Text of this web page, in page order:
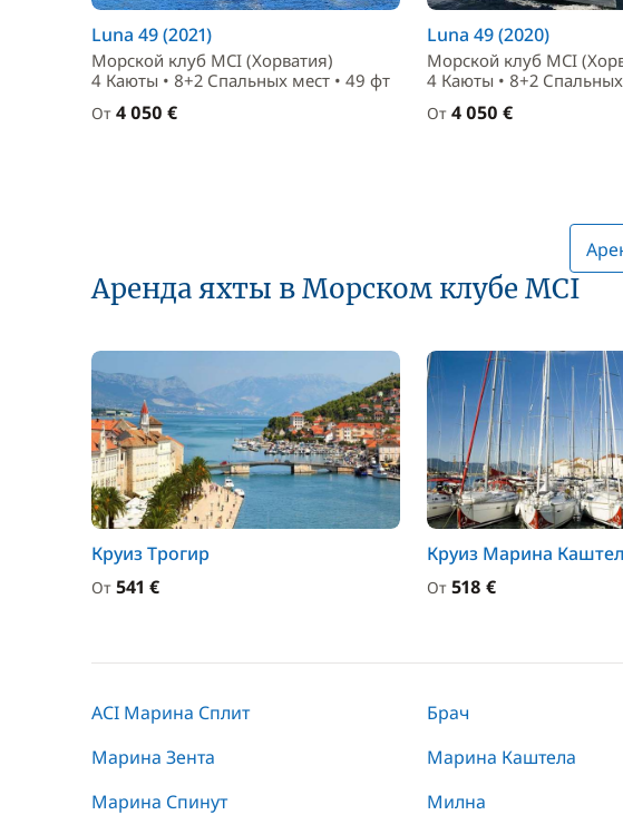
Luna 49 (2021)
Морской клуб MCI (Хорватия)
4 Каюты • 8+2 Спальныx мест • 49 фт
От 4 050 €
Luna 49 (2020)
Морской клуб MCI
4 Каюты • 8+2
От 4 050 €
Аренда яхты в Морском клубе MCI
Круиз Трогир
От 541 €
Круиз Марина
От 518 €
ACI Марина Сплит Брач
Марина Зента
Марина Каштела
Марина Спинут
Милна